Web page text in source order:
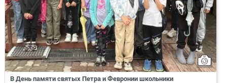
В День памяти святых Петра и Февронии школьники